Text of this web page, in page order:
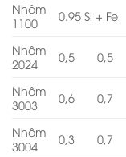
Nhôm
1100
0.95 Si + Fe
Nhôm
2024
0,5 0,5
Nhôm
3003
0,6 0,7
Nhôm
3004
0,3 0,7